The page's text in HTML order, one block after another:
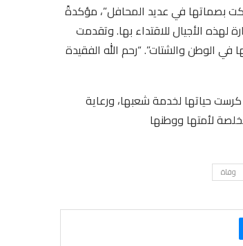
بصماتها في عديد المحافل”، مؤكدةً
لهذه الأجيال للاقتداء بها. وتقدمت
في الوطن والشتات”. “رحم الله الفقيدة
حياتها لخدمة شعبها، ورعاية
لأمتها ووطنها
وفاة